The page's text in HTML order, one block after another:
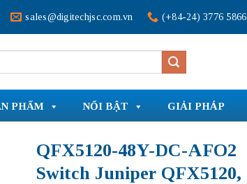
sales@digitechjsc.com.vn (+84-24) 3776 5866
PHẨM NỔI BẬT GIẢI PHÁP
QFX5120-48Y-DC-AFO2
Switch Juniper QFX5120,